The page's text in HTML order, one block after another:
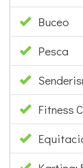
Pesca
Fitness
Karting: 5